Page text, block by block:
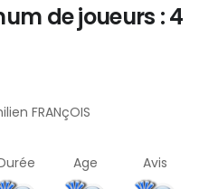
de joueurs : 4
FRANçOIS
Age Avis